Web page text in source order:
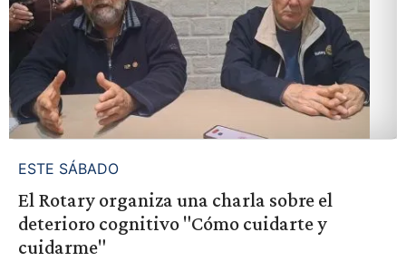
ESTE SÁBADO
El Rotary organiza una charla sobre el
deterioro cognitivo "Cómo cuidarte y
cuidarme"